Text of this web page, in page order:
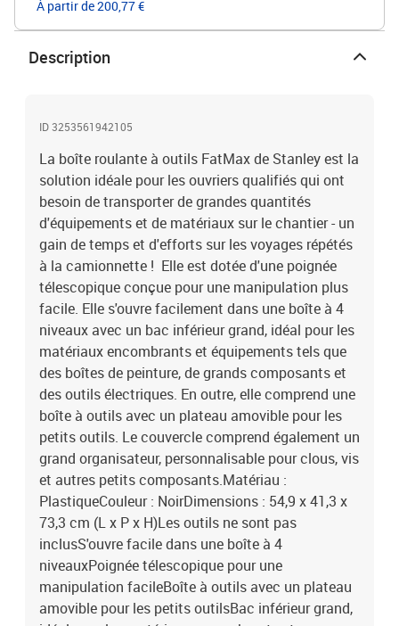
camionnette
À partir de 200,77 €
Description
ID 3253561942105
La boîte roulante à outils FatMax de Stanley est la
solution idéale pour les ouvriers qualifiés qui ont
besoin de transporter de grandes quantités
d'équipements et de matériaux sur le chantier - un
gain de temps et d'efforts sur les voyages répétés
à la camionnette ! Elle est dotée d'une poignée
télescopique conçue pour une manipulation plus
facile. Elle s'ouvre facilement dans une boîte à 4
niveaux avec un bac inférieur grand, idéal pour les
matériaux encombrants et équipements tels que
des boîtes de peinture, de grands composants et
des outils électriques. En outre, elle comprend une
boîte à outils avec un plateau amovible pour les
petits outils. Le couvercle comprend également un
grand organisateur, personnalisable pour clous, vis
et autres petits composants.Matériau :
PlastiqueCouleur : NoirDimensions : 54,9 x 41,3 x
73,3 cm (L x P x H)Les outils ne sont pas
inclusS'ouvre facile dans une boîte à 4
niveauxPoignée télescopique pour une
manipulation facileBoîte à outils avec un plateau
amovible pour les petits outilsBac inférieur grand,